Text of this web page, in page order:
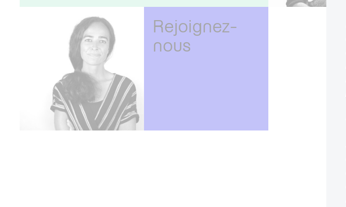
Rejoignez-
nous